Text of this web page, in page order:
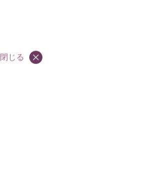
General Surgery &
General Surgery &
閉じる